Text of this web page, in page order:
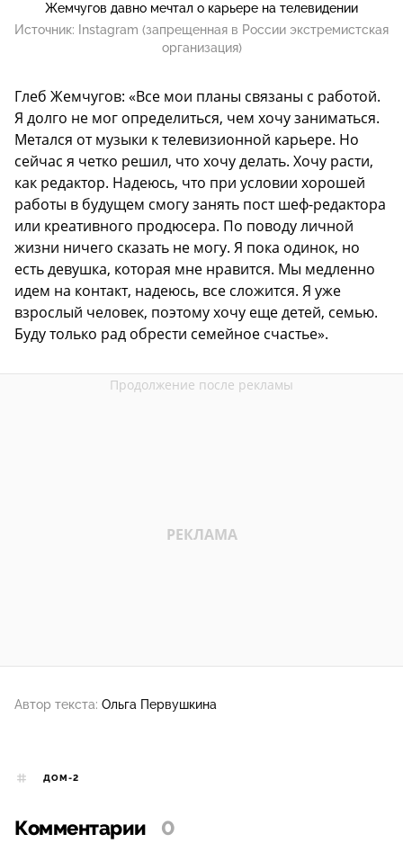
Жемчугов давно мечтал о карьере на телевидении
Источник:
Instagram (запрещенная в России экстремистская
организация)
Глеб Жемчугов: «Все мои планы связаны с работой.
Я долго не мог определиться, чем хочу заниматься.
Метался от музыки к телевизионной карьере. Но
сейчас я четко решил, что хочу делать. Хочу расти,
как редактор. Надеюсь, что при условии хорошей
работы в будущем смогу занять пост шеф-редактора
или креативного продюсера. По поводу личной
жизни ничего сказать не могу. Я пока одинок, но
есть девушка, которая мне нравится. Мы медленно
идем на контакт, надеюсь, все сложится. Я уже
взрослый человек, поэтому хочу еще детей, семью.
Буду только рад обрести семейное счастье».
Автор текста: Ольга Первушкина
ДОМ-2
Комментарии 0